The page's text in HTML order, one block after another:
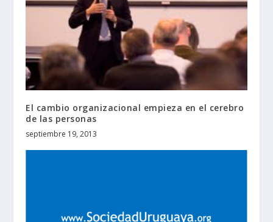
El cambio organizacional empieza en el cerebro
de las personas
septiembre 19, 2013